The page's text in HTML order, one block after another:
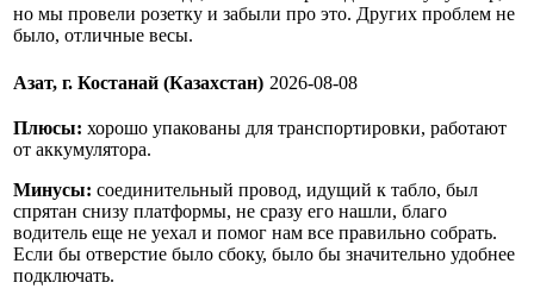
но мы провели розетку и забыли про это. Других проблем не
было, отличные весы.
Азат, г. Костанай (Казахстан) 2026-08-08
Плюсы: хорошо упакованы для транспортировки, работают
от аккумулятора.
Минусы: соединительный провод, идущий к табло, был
спрятан снизу платформы, не сразу его нашли, благо
водитель еще не уехал и помог нам все правильно собрать.
Если бы отверстие было сбоку, было бы значительно удобнее
подключать.